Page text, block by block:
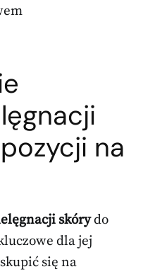
na
skórydo
dla jej
się na